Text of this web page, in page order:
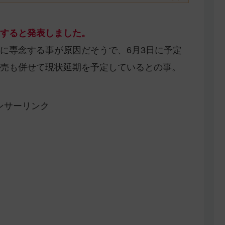
ると発表しました。
専念する事が原因だそうで、6月3日に予定
も併せて現状延期を予定しているとの事。
サーリンク